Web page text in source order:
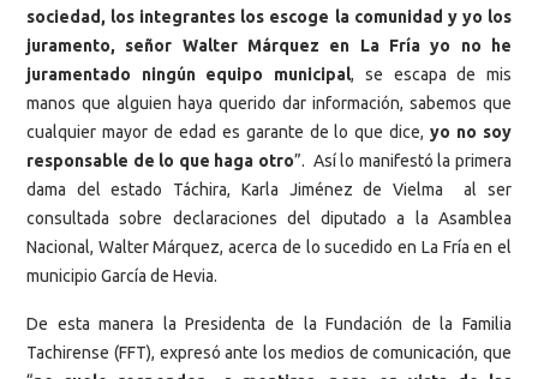
sociedad, los integrantes los escoge la comunidad y yo los
juramento, señor Walter Márquez en La Fría yo no he
juramentado ningún equipo municipal, se escapa de mis
manos que alguien haya querido dar información, sabemos que
cualquier mayor de edad es garante de lo que dice,yo no soy
responsable de lo que haga otro”. Así lo manifestó la primera
dama del estado Táchira, Karla Jiménez de Vielma al ser
consultada sobre declaraciones del diputado a la Asamblea
Nacional, Walter Márquez, acerca de lo sucedido en La Fría en el
municipio García de Hevia.
De esta manera la Presidenta de la Fundación de la Familia
Tachirense (FFT), expresó ante los medios de comunicación, que